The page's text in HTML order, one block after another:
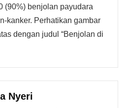
(90%) benjolan payudara
kanker. Perhatikan gambar
dengan judul “Benjolan di
Nyeri